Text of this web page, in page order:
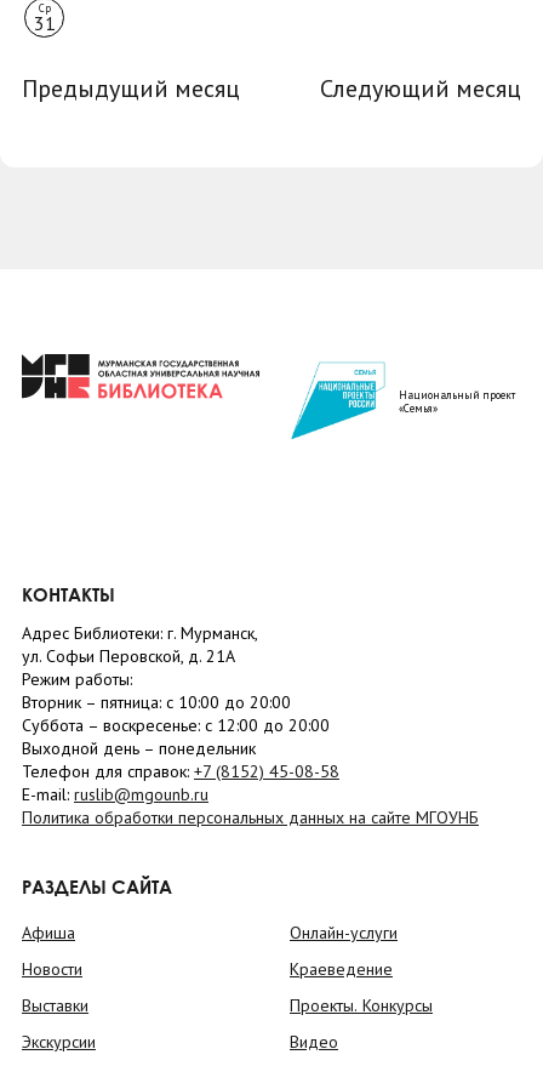
Ср
31
Предыдущий месяц Следующий месяц
Национальный проект
«Семья»
КОНТАКТЫ
Адрес Библиотеки: г. Мурманск,
ул. Софьи Перовской, д. 21А
Режим работы:
Вторник – пятница: с 10:00 до 20:00
Суббота – воскресенье: c 12:00 до 20:00
Выходной день – понедельник
Телефон для справок: +7 (8152) 45-08-58
E-mail: ruslib@mgounb.ru
Политика обработки персональных данных на сайте МГОУНБ
РАЗДЕЛЫ САЙТА
Афиша
Новости
Выставки
Экскурсии
Онлайн-услуги
Краеведение
Проекты. Конкурсы
Видео